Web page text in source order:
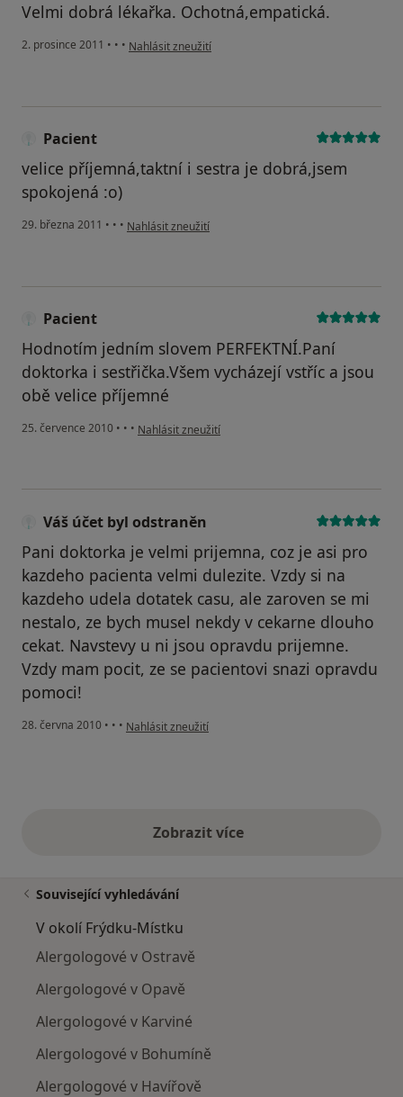
Velmi dobrá lékařka. Ochotná,empatická.
2. prosince 2011 • • • podle názoru uživatele Pacient
Nahlásit zneužití
Pacient
velice příjemná,taktní i sestra je dobrá,jsem
spokojená :o)
29. března 2011 • • • podle názoru uživatele Pacient
Nahlásit zneužití
Pacient
Hodnotím jedním slovem PERFEKTNÍ.Paní
doktorka i sestřička.Všem vycházejí vstříc a jsou
obě velice příjemné
25. července 2010 • • • podle názoru uživatele Pacient
Nahlásit zneužití
Váš účet byl odstraněn
Pani doktorka je velmi prijemna, coz je asi pro
kazdeho pacienta velmi dulezite. Vzdy si na
kazdeho udela dotatek casu, ale zaroven se mi
nestalo, ze bych musel nekdy v cekarne dlouho
cekat. Navstevy u ni jsou opravdu prijemne.
Vzdy mam pocit, ze se pacientovi snazi opravdu
pomoci!
28. června 2010 • • • podle názoru uživatele Váš účet byl odstraněn
Nahlásit zneužití
Zobrazit vícevýše uvedené názory
Související vyhledávání
V okolí Frýdku-Místku
Alergologové v Ostravě
Alergologové v Opavě
Alergologové v Karviné
Alergologové v Bohumíně
Alergologové v Havířově